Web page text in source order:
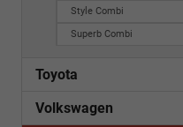
Style Combi
Superb Combi
Toyota
Volkswagen